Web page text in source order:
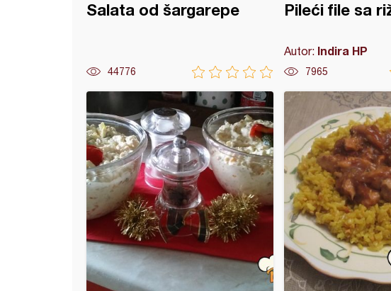
Salata od šargarepe
44776
Pileći file sa
Autor: Indira HP
7965
piletina i svinjski but